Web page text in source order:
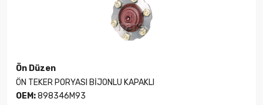
Ön Düzen
ÖN TEKER PORYASI BİJONLU KAPAKLI
OEM:898346M93